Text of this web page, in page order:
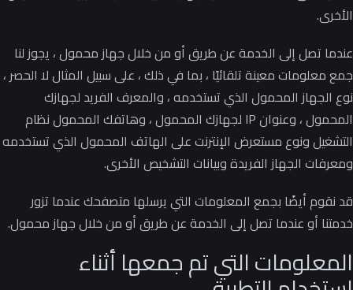
الأخرى.
عندما تصل إلى الخدمة عن طريق أو من خلال جهاز محمول ، يجوز لنا
جمع معلومات معينة تلقائيًا ، بما في ذلك ، على سبيل المثال لا الحصر ،
نوع الجهاز المحمول الذي تستخدمه ، والمعرف الفريد لجهازك
المحمول ، وعنوان IP لجهازك المحمول ، وهاتفك المحمول نظام
التشغيل ونوع مستعرض الإنترنت على الهاتف المحمول الذي تستخدمه
ومعرفات الجهاز الفريدة وبيانات التشخيص الأخرى.
قد نقوم أيضًا بجمع المعلومات التي يرسلها متصفحك عندما تزور
خدمتنا أو عندما تصل إلى الخدمة عن طريق أو من خلال جهاز محمول.
المعلومات التي تم جمعها أثناء